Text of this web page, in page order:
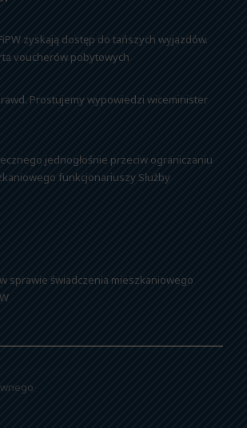
zyskają dostęp do tańszych wyjazdów.
voucherów pobytowych
Prostujemy wypowiedzi wiceminister
jednogłośnie przeciw ograniczaniu
funkcjonariuszy Służby
sprawie świadczenia mieszkaniowego